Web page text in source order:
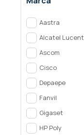
Aastra
Alcatel Lucent
Ascom
Cisco
Depaepe
Fanvil
Gigaset
HP Poly